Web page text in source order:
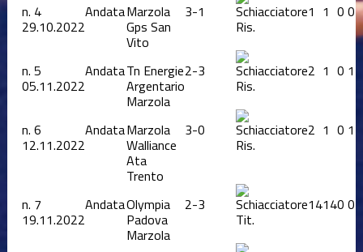
n. 4
29.10.2022
AndataMarzola
Gps San
Vito
3-1
Ris.
1 1 0 0
n. 5
05.11.2022
AndataTn Energie
Argentario
Marzola
2-3
Ris.
2 1 0 1
n. 6
12.11.2022
AndataMarzola
Walliance
Ata
Trento
3-0
Ris.
2 1 0 1
n. 7
19.11.2022
AndataOlympia
Padova
Marzola
2-3
Tit.
14140 0